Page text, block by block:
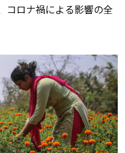
コロナ禍による影響の全